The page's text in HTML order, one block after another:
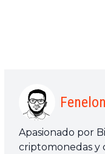
Apasionado por
criptomonedas y